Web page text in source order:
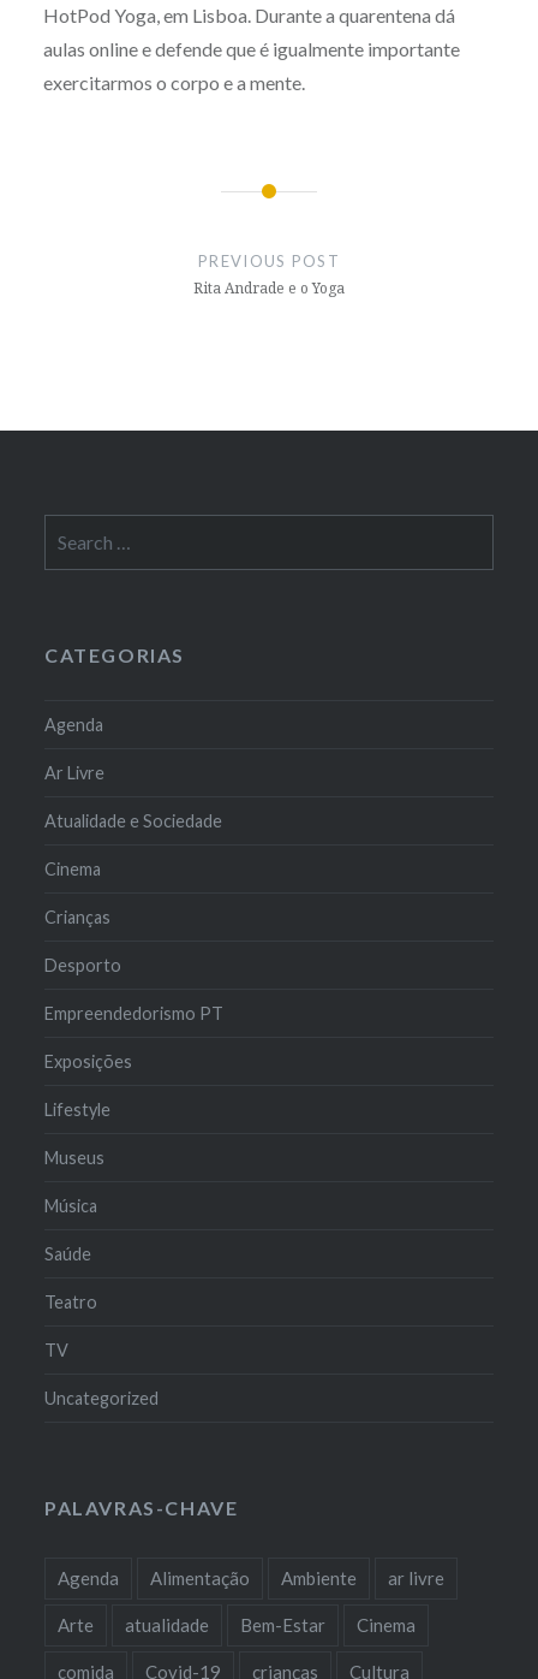
HotPod Yoga, em Lisboa. Durante a quarentena dá
aulas online e defende que é igualmente importante
exercitarmos o corpo e a mente.
PREVIOUS POST
Rita Andrade e o Yoga
for:
CATEGORIAS
Agenda
Ar Livre
Atualidade e Sociedade
Cinema
Crianças
Desporto
Empreendedorismo PT
Exposições
Lifestyle
Museus
Música
Saúde
Teatro
TV
Uncategorized
PALAVRAS-CHAVE
Agenda Alimentação Ambiente ar livre
Arte atualidade Bem-Estar Cinema
comida Covid-19 crianças Cultura